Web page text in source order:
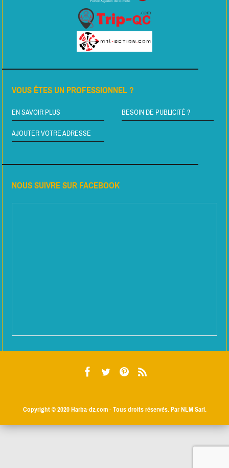
VOUS ÊTES UN PROFESSIONNEL ?
EN SAVOIR PLUS BESOIN DE PUBLICITÉ ?
AJOUTER VOTRE ADRESSE
NOUS SUIVRE SUR FACEBOOK
Copyright © 2020Harba-dz.com- Tous droits réservés. Par NLM Sarl.